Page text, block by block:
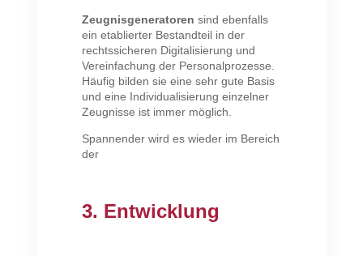
Zeugnisgeneratoren sind ebenfalls
ein etablierter Bestandteil in der
rechtssicheren Digitalisierung und
Vereinfachung der Personalprozesse.
Häufig bilden sie eine sehr gute Basis
und eine Individualisierung einzelner
Zeugnisse ist immer möglich.
Spannender wird es wieder im Bereich
der
3. Entwicklung